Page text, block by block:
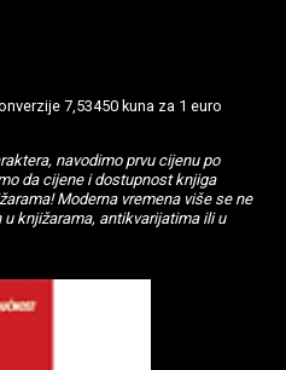
7,53450 kuna za 1 euro
navodimo prvu cijenu po
da cijene i dostupnost knjiga
Moderna vremena više se ne
knjižarama, antikvarijatima ili u